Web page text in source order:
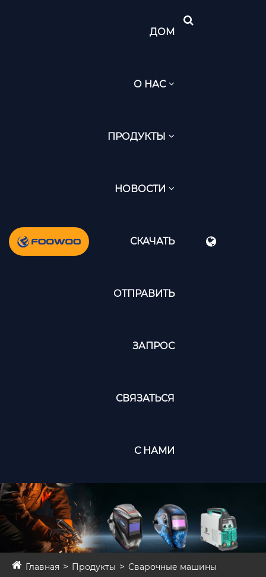
ДОМ
О НАС
ПРОДУКТЫ
НОВОСТИ
СКАЧАТЬ
ОТПРАВИТЬ
ЗАПРОС
СВЯЗАТЬСЯ
С НАМИ
Главная Продукты
Сварочные машины